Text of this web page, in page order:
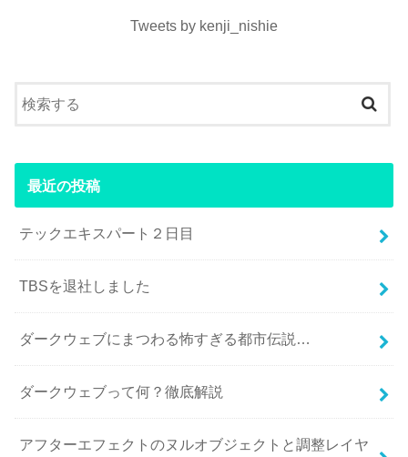
Tweets by kenji_nishie
最近の投稿
テックエキスパート２日目
TBSを退社しました
ダークウェブにまつわる怖すぎる都市伝説…
ダークウェブって何？徹底解説
アフターエフェクトのヌルオブジェクトと調整レイヤ